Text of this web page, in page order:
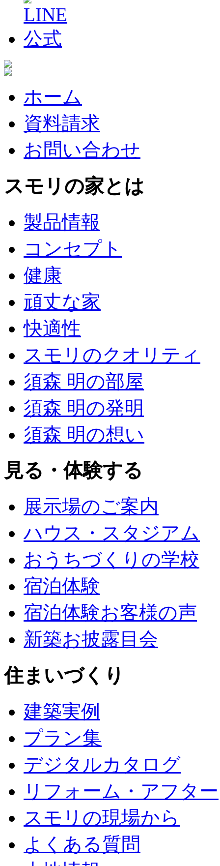
ホーム
資料請求
お問い合わせ
スモリの家とは
製品情報
コンセプト
健康
頑丈な家
快適性
スモリのクオリティ
須森 明の部屋
須森 明の発明
須森 明の想い
見る・体験する
展示場のご案内
ハウス・スタジアム
おうちづくりの学校
宿泊体験
宿泊体験お客様の声
新築お披露目会
住まいづくり
建築実例
プラン集
デジタルカタログ
リフォーム・アフター
スモリの現場から
よくある質問